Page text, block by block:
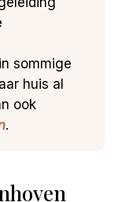
in sommige
huis al
ook
.